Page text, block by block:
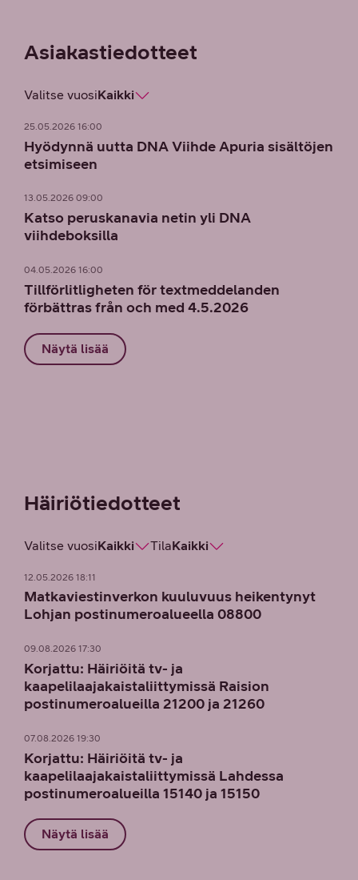
Asiakas­tiedotteet
Valitse vuosiKaikki
25.05.2026 16:00
Hyödynnä uutta DNA Viihde Apuria sisältöjen
etsimiseen
13.05.2026 09:00
Katso peruskanavia netin yli DNA
viihdeboksilla
04.05.2026 16:00
Tillförlitligheten för textmeddelanden
förbättras från och med 4.5.2026
Näytä lisää
Häiriö­tiedotteet
Valitse vuosiKaikki TilaKaikki
12.05.2026 18:11
Matkaviestinverkon kuuluvuus heikentynyt
Lohjan postinumeroalueella 08800
09.08.2026 17:30
Korjattu: Häiriöitä tv- ja
kaapelilaajakaistaliittymissä Raision
postinumeroalueilla 21200 ja 21260
07.08.2026 19:30
Korjattu: Häiriöitä tv- ja
kaapelilaajakaistaliittymissä Lahdessa
postinumeroalueilla 15140 ja 15150
Näytä lisää